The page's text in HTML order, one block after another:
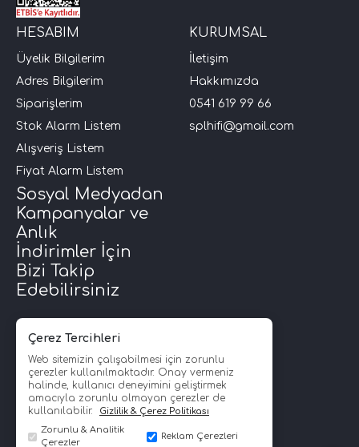
HESABIM
Üyelik Bilgilerim
Adres Bilgilerim
Siparişlerim
Stok Alarm Listem
Alışveriş Listem
Fiyat Alarm Listem
KURUMSAL
İletişim
Hakkımızda
0541 619 99 66
splhifi@gmail.com
Sosyal Medyadan
Kampanyalar ve
Anlık
İndirimler İçin
Bizi Takip
Edebilirsiniz
Çerez Tercihleri
Web sitemizin çalışabilmesi için zorunlu
çerezler kullanılmaktadır. Onay vermeniz
halinde, kullanıcı deneyimini geliştirmek
amacıyla zorunlu olmayan çerezler de
kullanılabilir.
Gizlilik & Çerez Politikası
Zorunlu & Analitik
Çerezler
Reklam Çerezleri